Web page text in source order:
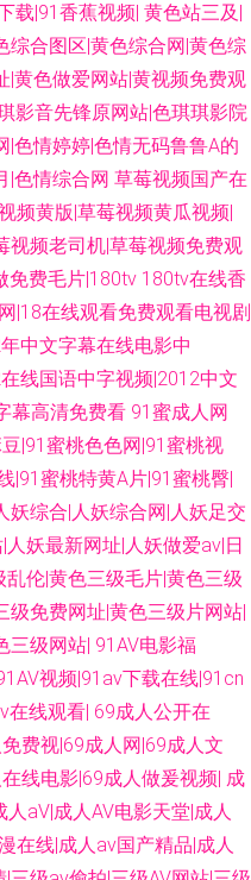
接 日本在线wwww 91大神探花在
91新视频网站 白丝喷水在线 亚
欧美日韩交配网 狠狠撸天天干 国
97人人妻人人操 日本干逼操 AV大
王 狼人伊人色 天天干天天操B 综
频 91足交 成人小视频APP 在线91
拍网 狼友在线免费 黄色免费网站
免费网址 日韩黄色影院 国产精品
超碰91色色 免费操逼下载 大香
干视频 久久婷婷国产综合 97午夜
腿丝袜 免费在线看黄官网 豆花吃
神马激情综合 www性性 韩国AV第
站大全 日本中文字幕成人 欧美ⅤA
九色海角社区 五月天色频道 精品
载|91香蕉视频| 黄色站三及|
综合图区|黄色综合网|黄色综
|黄色做爱网站|黄视频免费观
影音先锋原网站|色琪琪影院
|色情婷婷|色情无码鲁鲁A的
|色情综合网 草莓视频国产在
频黄版|草莓视频黄瓜视频|
视频老司机|草莓视频免费观
免费毛片|180tv 180tv在线香
|18在线观看免费观看电视剧
中文字幕在线电影中
线国语中字视频|2012中文
幕高清免费看 91蜜成人网
|91蜜桃色色网|91蜜桃视
|91蜜桃特黄A片|91蜜桃臀|
妖综合|人妖综合网|人妖足交
妖最新网址|人妖做爱av|日
伦|黄色三级毛片|黄色三级
级免费网址|黄色三级片网站|
三级网站| 91AV电影福
视频|91av下载在线|91cn
在线观看| 69成人公开在
费视|69成人网|69成人文
线电影|69成人做爰视频| 成
aV|成人AV电影天堂|成人
在线|成人av国产精品|成人